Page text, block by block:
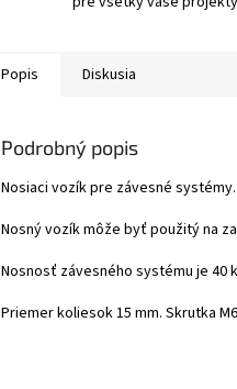
Popis Diskusia
Podrobný popis
Nosiaci vozík pre závesné systémy.
Nosný vozík môže byť použitý na
Nosnosť závesného systému je 40
Priemer koliesok 15 mm. Skrutka